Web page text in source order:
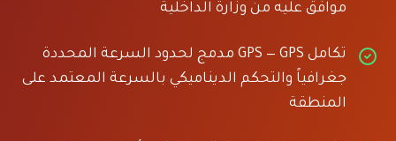
موافق عليه من وزارة الداخلية
تكامل GPS — GPS مدمج لحدود السرعة المحددة
جغرافياً والتحكم الديناميكي بالسرعة المعتمد على
المنطقة